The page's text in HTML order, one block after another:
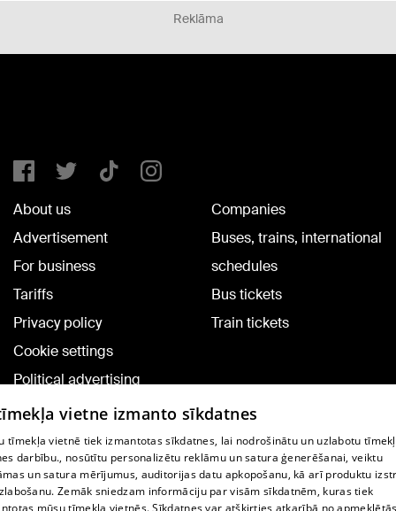
Reklāma
About us
Advertisement
For business
Tariffs
Privacy policy
Cookie settings
Political advertising
Cookie policy
Commenting terms
Companies
Buses, trains, international
schedules
Bus tickets
Train tickets
TV program
Contract rules
vietne izmanto sīkdatnes
tīmekļa vietnē tiek izmantotas sīkdatnes, lai nodrošinātu un uzlabotu
darbību., nosūtītu personalizētu reklāmu un satura ģenerēšanai, veiktu
un satura mērījumus, auditorijas datu apkopošanu, kā arī produktu
Zemāk sniedzam informāciju par visām sīkdatnēm, kuras tiek
mūsu tīmekļa vietnēs. Sīkdatnes var atšķirties atkarībā no